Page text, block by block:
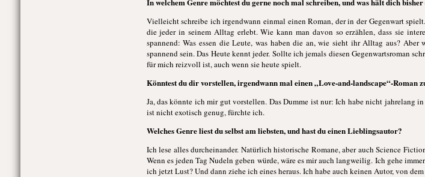
Vielleicht schreibe ich irgendwann einmal einen Roman, der in der Gegenwart
die jeder in seinem Alltag erlebt. Wie kann man davon so erzählen, dass sie
spannend: Was essen die Leute, was haben die an, wie sieht ihr Alltag aus?
spannend sein. Das Heute kennt jeder. Sollte ich jemals diesen Gegenwartsroman
für mich reizvoll ist, auch wenn sie heute spielt.
Könntest du dir vorstellen, irgendwann mal einen „Love-and-landscape“-Roman
Ja, das könnte ich mir gut vorstellen. Das Dumme ist nur: Ich habe nicht jahrelang
ist nicht exotisch genug, fürchte ich.
Welches Genre liest du selbst am liebsten, und hast du einen Lieblingsautor?
Ich lese alles durcheinander. Natürlich historische Romane, aber auch Science
Wenn es jeden Tag Nudeln geben würde, wäre es mir auch langweilig. Ich gehe
ich jetzt Lust? Und dann ziehe ich eines heraus. Ich habe auch keinen Autor, von